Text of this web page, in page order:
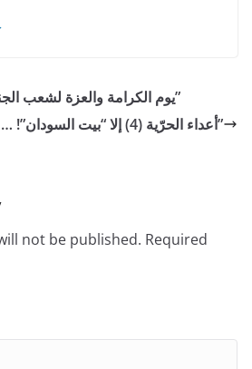
يوم الكرامة والعزة لشعب الجنوب … “فؤاد العجباني”
أعداء الحرّية (4) إلا “بيت السودان”! … “فؤاد العجباني”
not be published. Required